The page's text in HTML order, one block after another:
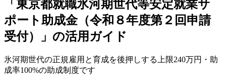
「東京都就職氷河期世代等安定就業サ
ポート助成金（令和８年度第２回申請
受付）」の活用ガイド
氷河期世代の正規雇用と育成を後押しする上限240万円・助
成率100%の助成制度です